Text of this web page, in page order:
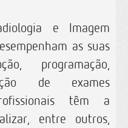
e Imagem
as suas
programação,
de exames
têm a
entre outros,